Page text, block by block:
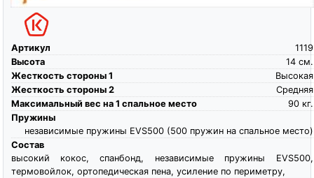
Артикул
1119
Высота
см.
14
Жесткость стороны 1
Высокая
Жесткость стороны 2
Средняя
Максимальный вес на 1 спальное место
кг.
90
Пружины
независимые пружины EVS500 (500 пружин на спальное место)
Состав
высокий кокос, спанбонд, независимые пружины EVS500,
термовойлок, ортопедическая пена, усиление по периметру,